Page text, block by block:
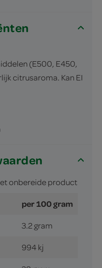
(E500, E450,
citrusaroma. Kan EI
onbereide product
per 100 gram
3.2 gram
994 kj